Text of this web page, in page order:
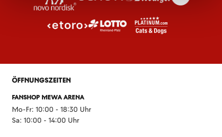
ÖFFNUNGSZEITEN
FANSHOP MEWA ARENA
Mo-Fr: 10:00 - 18:30 Uhr
Sa: 10:00 - 14:00 Uhr